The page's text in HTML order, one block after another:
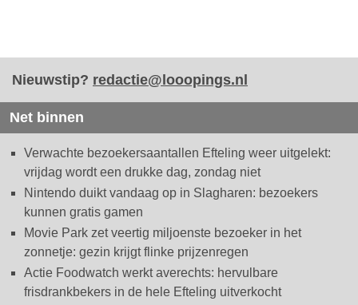
Nieuwstip? redactie@looopings.nl
Net binnen
Verwachte bezoekersaantallen Efteling weer uitgelekt:
vrijdag wordt een drukke dag, zondag niet
Nintendo duikt vandaag op in Slagharen: bezoekers
kunnen gratis gamen
Movie Park zet veertig miljoenste bezoeker in het
zonnetje: gezin krijgt flinke prijzenregen
Actie Foodwatch werkt averechts: hervulbare
frisdrankbekers in de hele Efteling uitverkocht